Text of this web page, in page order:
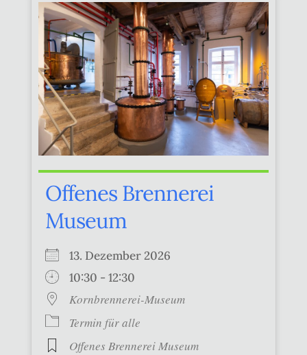
Offenes Brennerei
Museum
13. Dezember 2026
10:30 - 12:30
Kornbrennerei-Museum
Termin für alle
Offenes Brennerei Museum